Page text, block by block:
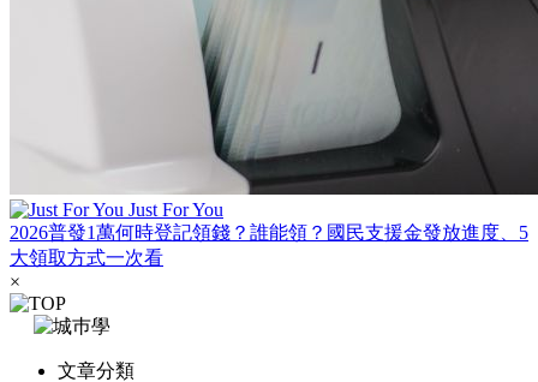
Just For You
2026普發1萬何時登記領錢？誰能領？國民支援金發放進度、5
大領取方式一次看
×
文章分類